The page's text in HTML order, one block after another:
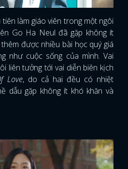
tiên làm giáo viên trong một ngôi
Go Ha Neul đã gặp không ít
được nhiều bài học quý giá
như cuộc sống của mình. Vai
liên tưởng tới vai diễn biên kịch
Love, do cả hai đều có nhiệt
dẫu gặp không ít khó khăn và